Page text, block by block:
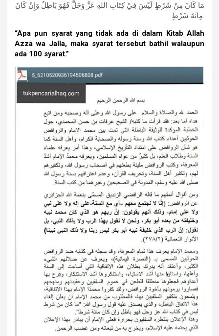
مَا كَانَ مِنْ شَرْطٍ لَيْسَ فِيْ كِتَابِ اللهِ عَزَّ وَجَلَّ فَهُوَ بَاطِلٌ وَإِنْ كَانَ
“Apa pun syarat yang tidak ada di dalam Kitab Allah
Azza wa Jalla, maka syarat tersebut bathil walaupun
ada 100 syarat.”